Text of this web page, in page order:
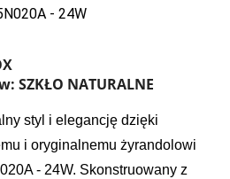
- 24W
SZKŁO NATURALNE
styl i elegancję dzięki
i oryginalnemu żyrandolowi
- 24W. Skonstruowany z